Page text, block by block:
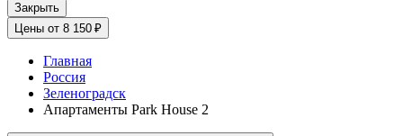
Закрыть
Цены от 8 150 ₽
Главная
Россия
Зеленоградск
Апартаменты Park House 2